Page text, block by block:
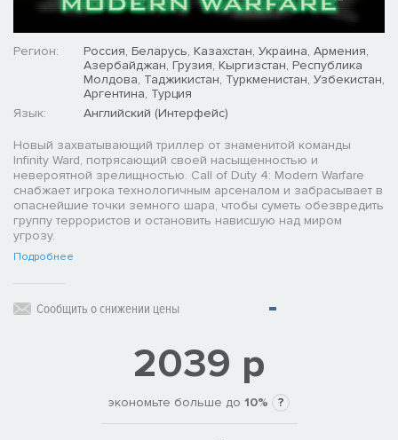
Регион:
Россия, Беларусь, Казахстан, Украина, Армения,
Азербайджан, Грузия, Кыргизстан, Республика
Молдова, Таджикистан, Туркменистан, Узбекистан,
Аргентина, Турция
Язык:
Английский (Интерфейс)
Новый захватывающий триллер от знаменитой команды
Infinity Ward, потрясающий своей насыщенностью и
невероятной зрелищностью. Call of Duty 4: Modern Warfare
снабжает игрока технологичным арсеналом и забрасывает в
опаснейшие точки земного шара, чтобы суметь обезвредить
группу террористов и остановить нависшую над миром
угрозу.
Подробнее
Сообщить о снижении цены
2039 р
экономьте больше до 10% ?